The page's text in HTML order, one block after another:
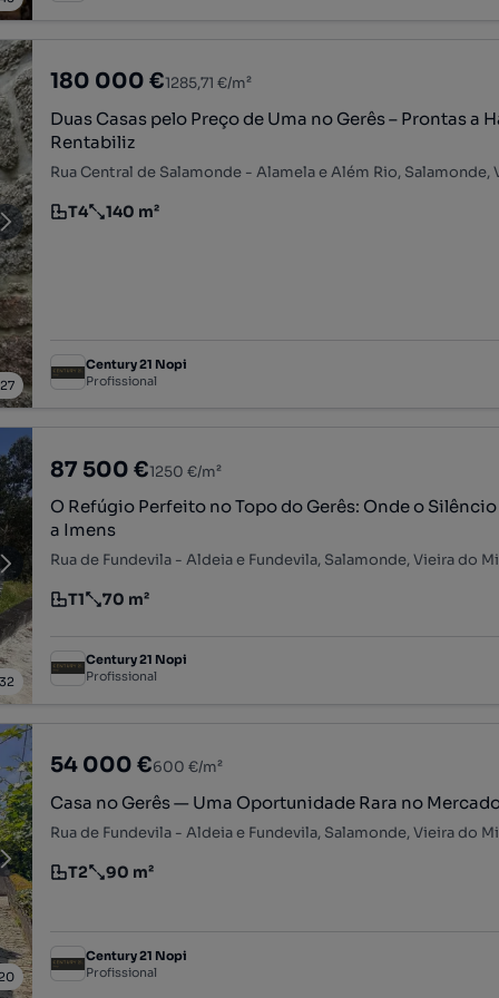
27
180 000 €1285,71 €/m²
Duas Casas pelo Preço de Uma no Gerês – Prontas a
Rentabiliz
Tipologia
T4
Preço por metro quadrado
140 m²
Century 21 Nopi
Profissional
32
87 500 €1250 €/m²
O Refúgio Perfeito no Topo do Gerês: Onde o
a Imens
Rua de Fundevila - Aldeia e Fundevila, Salamonde, Vieira do
Tipologia
T1
Preço por metro quadrado
70 m²
Century 21 Nopi
Profissional
54 000 €600 €/m²
Casa no Gerês — Uma Oportunidade Rara no
Rua de Fundevila - Aldeia e Fundevila, Salamonde, Vieira do
Tipologia
T2
Preço por metro quadrado
90 m²
Century 21 Nopi
Profissional